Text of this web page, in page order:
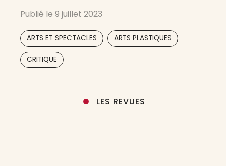
d’édition. Il est toujours exaltant de voir un
projet passer de l’idée
Publié le 9 juillet 2023
ARTS ET SPECTACLES ARTS PLASTIQUES
CRITIQUE
LES REVUES